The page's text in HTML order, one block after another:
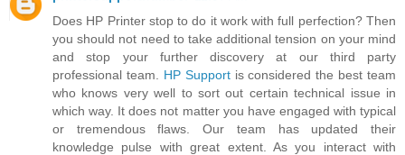
Does HP Printer stop to do it work with full perfection? Then
you should not need to take additional tension on your mind
and stop your further discovery at our third party
professional team. HP Supportis considered the best team
who knows very well to sort out certain technical issue in
which way. It does not matter you have engaged with typical
or tremendous flaws. Our team has updated their
knowledge pulse with great extent. As you interact with